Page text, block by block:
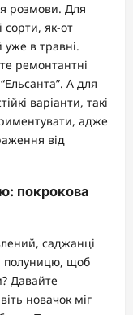
розмови. Для
сорти, як-от
уже в травні.
ремонтантні
А для
варіанти, такі
адже
від
покрокова
саджанці
полуницю, щоб
Давайте
новачок міг